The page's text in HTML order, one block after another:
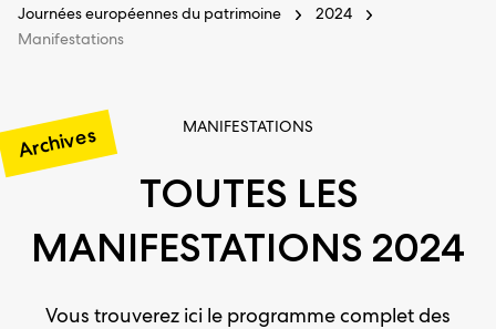
Plan du site
Journées européennes du patrimoine
2024
Manifestations
MANIFESTATIONS
Archives
TOUTES LES
MANIFESTATIONS 2024
Vous trouverez ici le programme complet des